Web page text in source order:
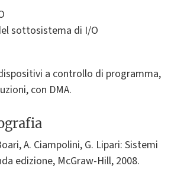
sottosistema di I/O
a controllo di programma,
con DMA.
A. Ciampolini, G. Lipari: Sistemi
edizione, McGraw-Hill, 2008.